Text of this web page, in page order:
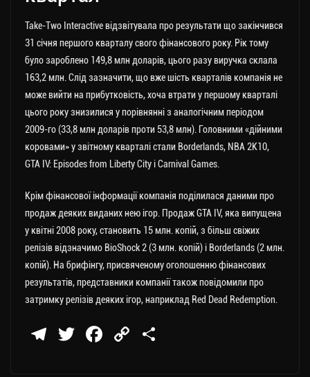
Take-Two Interactive відзвітувала про результати що закінчився
31 січня першого кварталу свого фінансового року. Рік тому
було зароблено 149,8 млн доларів, цього разу виручка склала
163,2 млн. Слід зазначити, що вже шість кварталів компанія не
може вийти на прибутковість, хоча втрати у першому кварталі
цього року знизилися у порівнянні з аналогічним періодом
2009-го (33,8 млн доларів проти 53,8 млн). Головними «дійними
коровами» у звітному кварталі стали Borderlands, NBA 2K10,
GTA IV: Episodes from Liberty City і Carnival Games.
Крім фінансової інформації компанія поділилася даними про
продаж деяких виданих нею ігор. Продаж GTA IV, яка випущена
у квітні 2008 року, становить 15 млн. копій, з більш свіжих
релізів відзначимо BioShock 2 (3 млн. копій) і Borderlands (2 млн.
копій). На брифінгу, присвяченому оголошенню фінансових
результатів, представники компанії також повідомили про
затримку релізів деяких ігор, наприклад Red Dead Redemption.
Te
T
Fa
C